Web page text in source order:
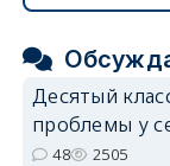
Десятый
проблемы у
48 2505